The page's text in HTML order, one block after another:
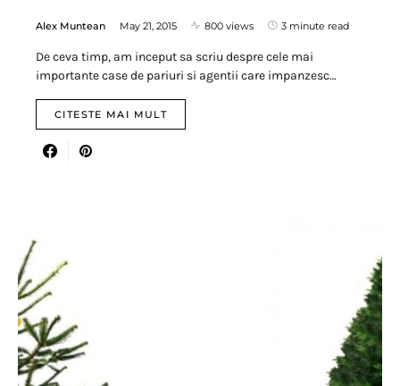
Alex Muntean May 21, 2015 800 views 3 minute read
De ceva timp, am inceput sa scriu despre cele mai
importante case de pariuri si agentii care impanzesc…
CITESTE MAI MULT